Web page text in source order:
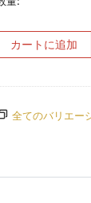
カートに追加
全てのバリエー